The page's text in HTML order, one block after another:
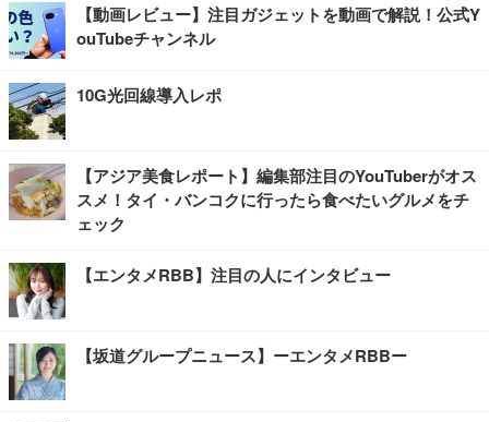
【動画レビュー】注目ガジェットを動画で解説！公式Y
ouTubeチャンネル
10G光回線導入レポ
【アジア美食レポート】編集部注目のYouTuberがオス
スメ！タイ・バンコクに行ったら食べたいグルメをチ
ェック
【エンタメRBB】注目の人にインタビュー
【坂道グループニュース】ーエンタメRBBー